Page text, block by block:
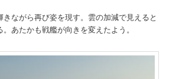
ながら再び姿を現す。雲の加減で見えると
あたかも戦艦が向きを変えたよう。